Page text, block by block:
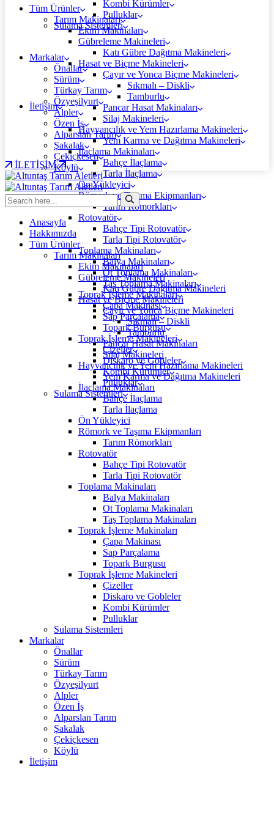
Kombi Kürümler
Pulluklar
Sulama Sistemleri
Tüm Ürünler
Tarım Makinaları
Ekim Makinaları
Gübreleme Makineleri
Katı Gübre Dağıtma Makineleri
Hasat ve Biçme Makineleri
Çayır ve Yonca Biçme Makineleri
Sıkmalı – Diskli
Tamburlu
Pancar Hasat Makinaları
Silaj Makineleri
Hayvancılık ve Yem Hazırlama Makineleri
Yem Karma ve Dağıtma Makineleri
İlaçlama Makinaları
Bahçe İlaçlama
Tarla İlaçlama
Ön Yükleyici
Römork ve Taşıma Ekipmanları
Tarım Römorkları
Rotovatör
Bahçe Tipi Rotovatör
Tarla Tipi Rotovatör
Toplama Makinaları
Balya Makinaları
Ot Toplama Makinaları
Taş Toplama Makinaları
Toprak İşleme Makinaları
Çapa Makinası
Sap Parçalama
Topark Burgusu
Toprak İşleme Makineleri
Çizeller
Diskaro ve Gobleler
Kombi Kürümler
Pulluklar
Sulama Sistemleri
Markalar
Önallar
Sürüm
Türkay Tarım
Özyeşilyurt
Alpler
Özen İş
Alparslan Tarım
Şakalak
Çekiçkesen
Köylü
İletişim
İLETİŞİM
Anasayfa
Hakkımızda
Tüm Ürünler
Tarım Makinaları
Ekim Makinaları
Gübreleme Makineleri
Katı Gübre Dağıtma Makineleri
Hasat ve Biçme Makineleri
Çayır ve Yonca Biçme Makineleri
Sıkmalı – Diskli
Tamburlu
Pancar Hasat Makinaları
Silaj Makineleri
Hayvancılık ve Yem Hazırlama Makineleri
Yem Karma ve Dağıtma Makineleri
İlaçlama Makinaları
Bahçe İlaçlama
Tarla İlaçlama
Ön Yükleyici
Römork ve Taşıma Ekipmanları
Tarım Römorkları
Rotovatör
Bahçe Tipi Rotovatör
Tarla Tipi Rotovatör
Toplama Makinaları
Balya Makinaları
Ot Toplama Makinaları
Taş Toplama Makinaları
Toprak İşleme Makinaları
Çapa Makinası
Sap Parçalama
Topark Burgusu
Toprak İşleme Makineleri
Çizeller
Diskaro ve Gobleler
Kombi Kürümler
Pulluklar
Sulama Sistemleri
Markalar
Önallar
Sürüm
Türkay Tarım
Özyeşilyurt
Alpler
Özen İş
Alparslan Tarım
Şakalak
Çekiçkesen
Köylü
İletişim